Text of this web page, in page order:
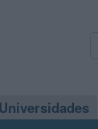
Universidades